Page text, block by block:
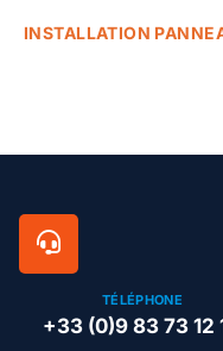
INSTALLATION
TÉLÉPHONE
+33 (0)9 83 73 12